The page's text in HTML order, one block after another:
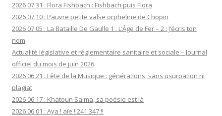
2026 07 31 : Flora Fishbach : Fishbach puis Flora
2026 07 10 : Pauvre petite valse orpheline de Chopin
2026 07 05 : La Bataille De Gaulle 1 : L’Âge de Fer – 2 : J’écris ton
nom
Actualité législative et réglementaire sanitaire et sociale – Journal
officiel du mois de juin 2026
2026 06 21 : Fête de la Musique : générations, sans usurpation ni
plagiat
2026 06 17 : Khatoun Salma, sa poésie est là
2026 06 01 : Aya ! aïe ! 241 347 !!